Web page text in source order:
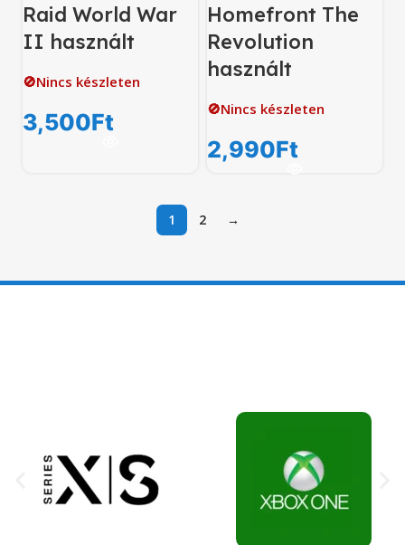
Raid World War
II használt
🚫Nincs készleten
3,500Ft
Homefront The
Revolution
használt
🚫Nincs készleten
2,990Ft
1 2 →